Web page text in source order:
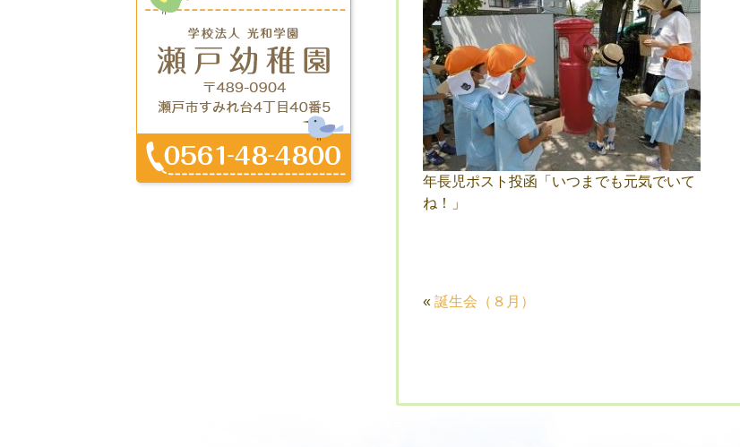
年長児ポスト投函「いつまでも元気でいて
ね！」
« 誕生会（８月）